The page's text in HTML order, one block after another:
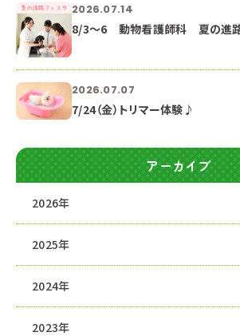
2026.07.14
8/3～6 動物看護師科 夏の進路
2026.07.07
7/24（金）トリマー体験♪
アーカイブ
2026年
2025年
2024年
2023年